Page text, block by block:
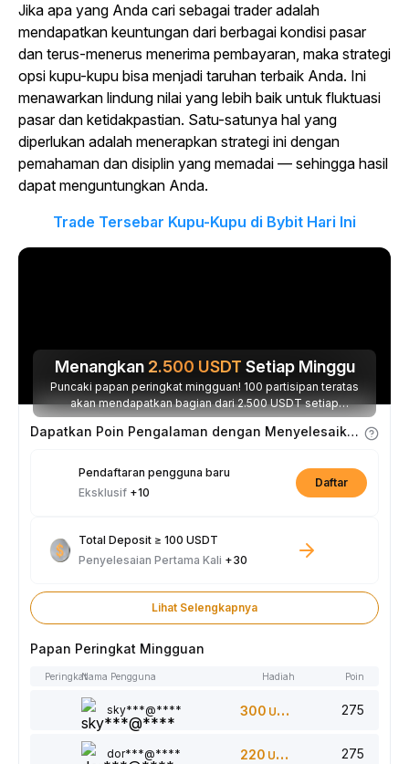
Jika apa yang Anda cari sebagai trader adalah
mendapatkan keuntungan dari berbagai kondisi pasar
dan terus-menerus menerima pembayaran, maka strategi
opsi kupu-kupu bisa menjadi taruhan terbaik Anda. Ini
menawarkan lindung nilai yang lebih baik untuk fluktuasi
pasar dan ketidakpastian. Satu-satunya hal yang
diperlukan adalah menerapkan strategi ini dengan
pemahaman dan disiplin yang memadai — sehingga hasil
dapat menguntungkan Anda.
Trade Tersebar Kupu-Kupu di Bybit Hari Ini
Menangkan 2.500 USDT Setiap Minggu
Puncaki papan peringkat mingguan! 100 partisipan teratas
akan mendapatkan bagian dari 2.500 USDT setiap
minggunya.
Dapatkan Poin Pengalaman dengan Menyelesaikan Tugas
Pendaftaran pengguna baru
Eksklusif +10
Daftar
Total Deposit ≥ 100 USDT
Penyelesaian Pertama Kali +30
Lihat Selengkapnya
Papan Peringkat Mingguan
PeringkatNama Pengguna Hadiah Poin
sky***@**** 300 USDT 275
dor***@**** 220 USDT 275